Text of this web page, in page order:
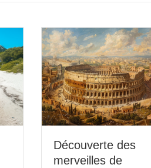
Découverte des
merveilles de